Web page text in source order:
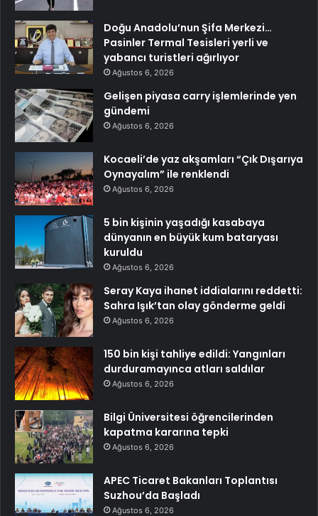
Doğu Anadolu’nun Şifa Merkezi…
Pasinler Termal Tesisleri yerli ve
yabancı turistleri ağırlıyor
Ağustos 6, 2026
Gelişen piyasa carry işlemlerinde yen
gündemi
Ağustos 6, 2026
Kocaeli’de yaz akşamları “Çık Dışarıya
Oynayalım” ile renklendi
Ağustos 6, 2026
5 bin kişinin yaşadığı kasabaya
dünyanın en büyük kum bataryası
kuruldu
Ağustos 6, 2026
Seray Kaya ihanet iddialarını reddetti:
Sahra Işık’tan olay gönderme geldi
Ağustos 6, 2026
150 bin kişi tahliye edildi: Yangınları
durduramayınca atları saldılar
Ağustos 6, 2026
Bilgi Üniversitesi öğrencilerinden
kapatma kararına tepki
Ağustos 6, 2026
APEC Ticaret Bakanları Toplantısı
Suzhou’da Başladı
Ağustos 6, 2026